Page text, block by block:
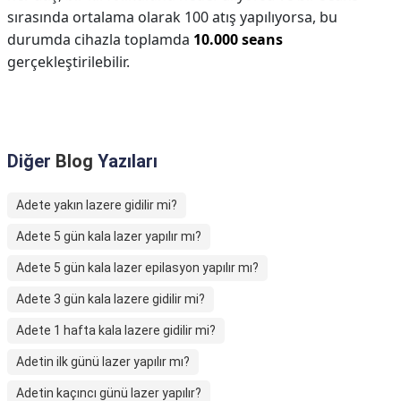
sırasında ortalama olarak 100 atış yapılıyorsa, bu
durumda cihazla toplamda 10.000 seans
gerçekleştirilebilir.
Diğer Blog Yazıları
Adete yakın lazere gidilir mi?
Adete 5 gün kala lazer yapılır mı?
Adete 5 gün kala lazer epilasyon yapılır mı?
Adete 3 gün kala lazere gidilir mi?
Adete 1 hafta kala lazere gidilir mi?
Adetin ilk günü lazer yapılır mı?
Adetin kaçıncı günü lazer yapılır?